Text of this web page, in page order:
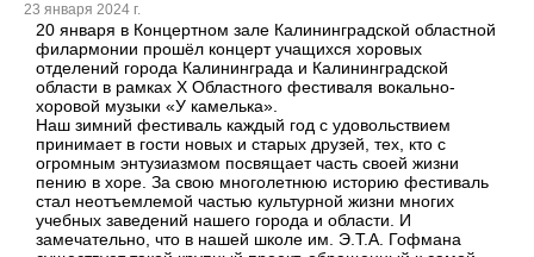
23 января 2024 г.
20 января в Концертном зале Калининградской областной
филармонии прошёл концерт учащихся хоровых
отделений города Калининграда и Калининградской
области в рамках X Областного фестиваля вокально-
хоровой музыки «У камелька».
Наш зимний фестиваль каждый год c удовольствием
принимает в гости новых и старых друзей, тех, кто с
огромным энтузиазмом посвящает часть своей жизни
пению в хоре. За свою многолетнюю историю фестиваль
стал неотъемлемой частью культурной жизни многих
учебных заведений нашего города и области. И
замечательно, что в нашей школе им. Э.Т.А. Гофмана